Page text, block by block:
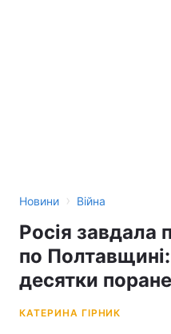
Новини › Війна
Росія завдала
по Полтавщині:
десятки
КАТЕРИНА ГІРНИК